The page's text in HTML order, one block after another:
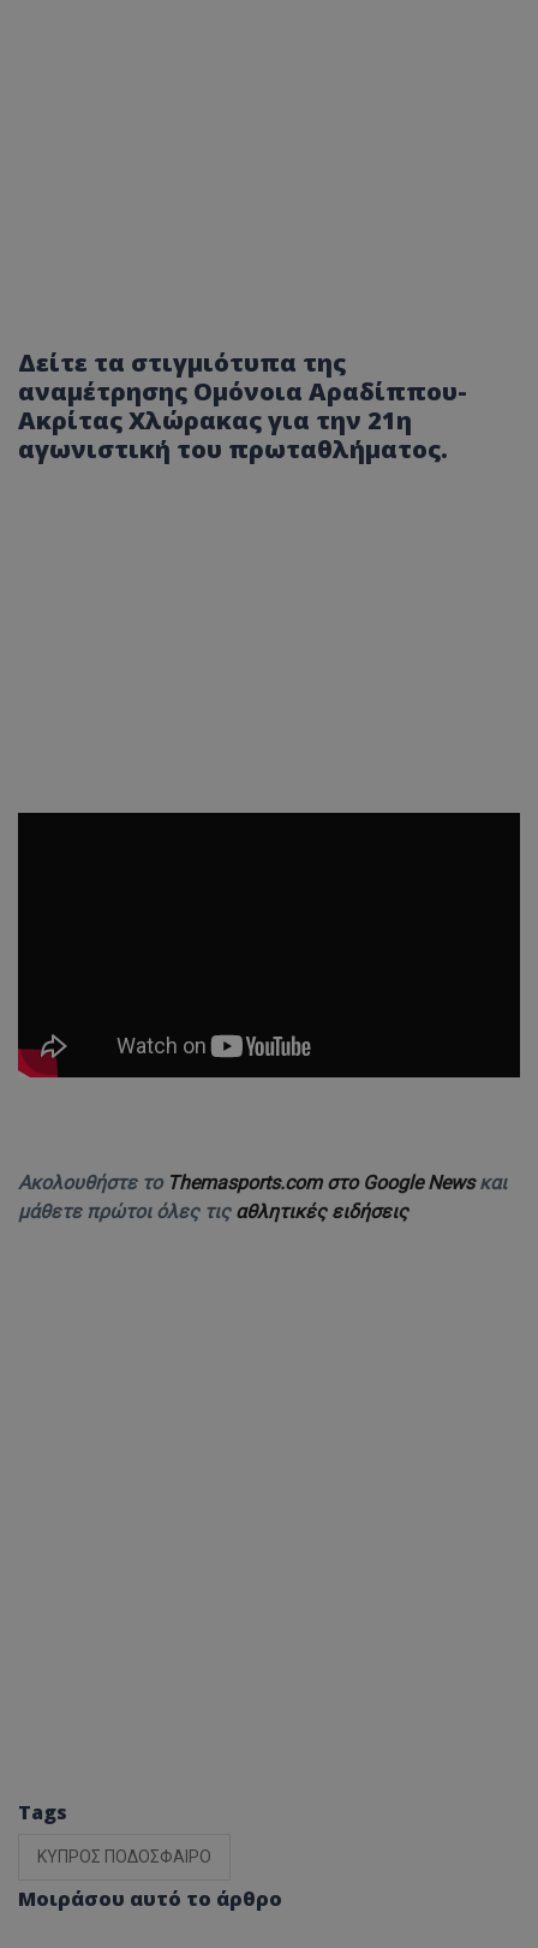
Δείτε τα στιγμιότυπα της
αναμέτρησης Ομόνοια Αραδίππου-
Ακρίτας Χλώρακας για την 21η
αγωνιστική του πρωταθλήματος.
Ακολουθήστε το Themasports.com στο Google Newsκαι
μάθετε πρώτοι όλες τις αθλητικές ειδήσεις
Tags
ΚΥΠΡΟΣ ΠΟΔΟΣΦΑΙΡΟ
Μοιράσου αυτό το άρθρο